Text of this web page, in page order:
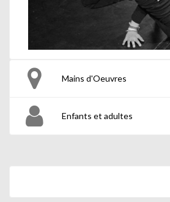
Mains d'Oeuvres
Enfants et adultes